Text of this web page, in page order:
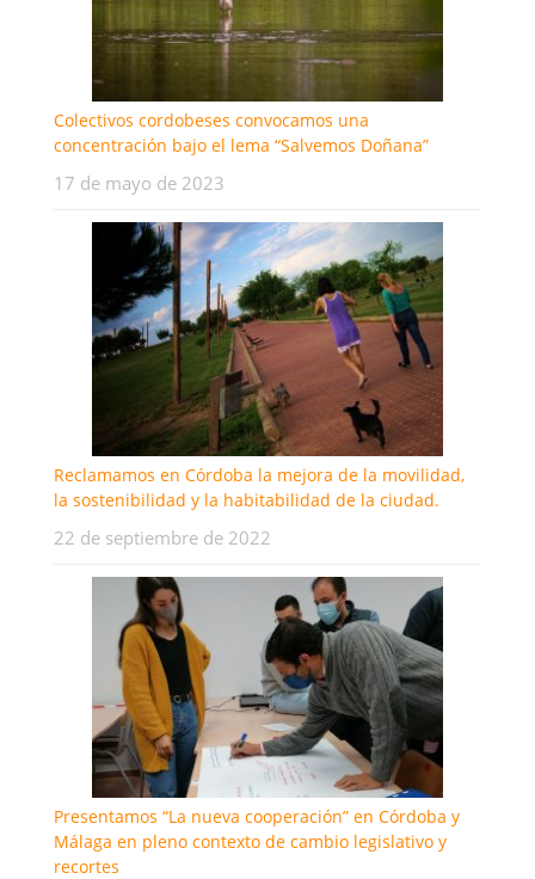
Colectivos cordobeses convocamos una
concentración bajo el lema “Salvemos Doñana”
17 de mayo de 2023
Reclamamos en Córdoba la mejora de la movilidad,
la sostenibilidad y la habitabilidad de la ciudad.
22 de septiembre de 2022
Presentamos “La nueva cooperación” en Córdoba y
Málaga en pleno contexto de cambio legislativo y
recortes